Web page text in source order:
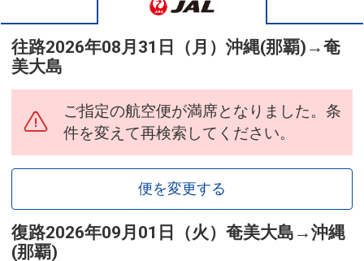
往路2026年08月31日（月） 沖縄(那覇) →奄
美大島
ご指定の航空便が満席となりました。条
件を変えて再検索してください。
便を変更する
復路2026年09月01日（火） 奄美大島 →沖縄
(那覇)